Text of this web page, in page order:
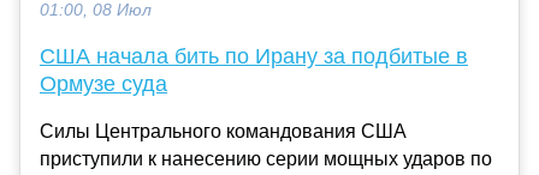
01:00, 08 Июл
США начала бить по Ирану за подбитые в
Ормузе суда
Силы Центрального командования США
приступили к нанесению серии мощных ударов по